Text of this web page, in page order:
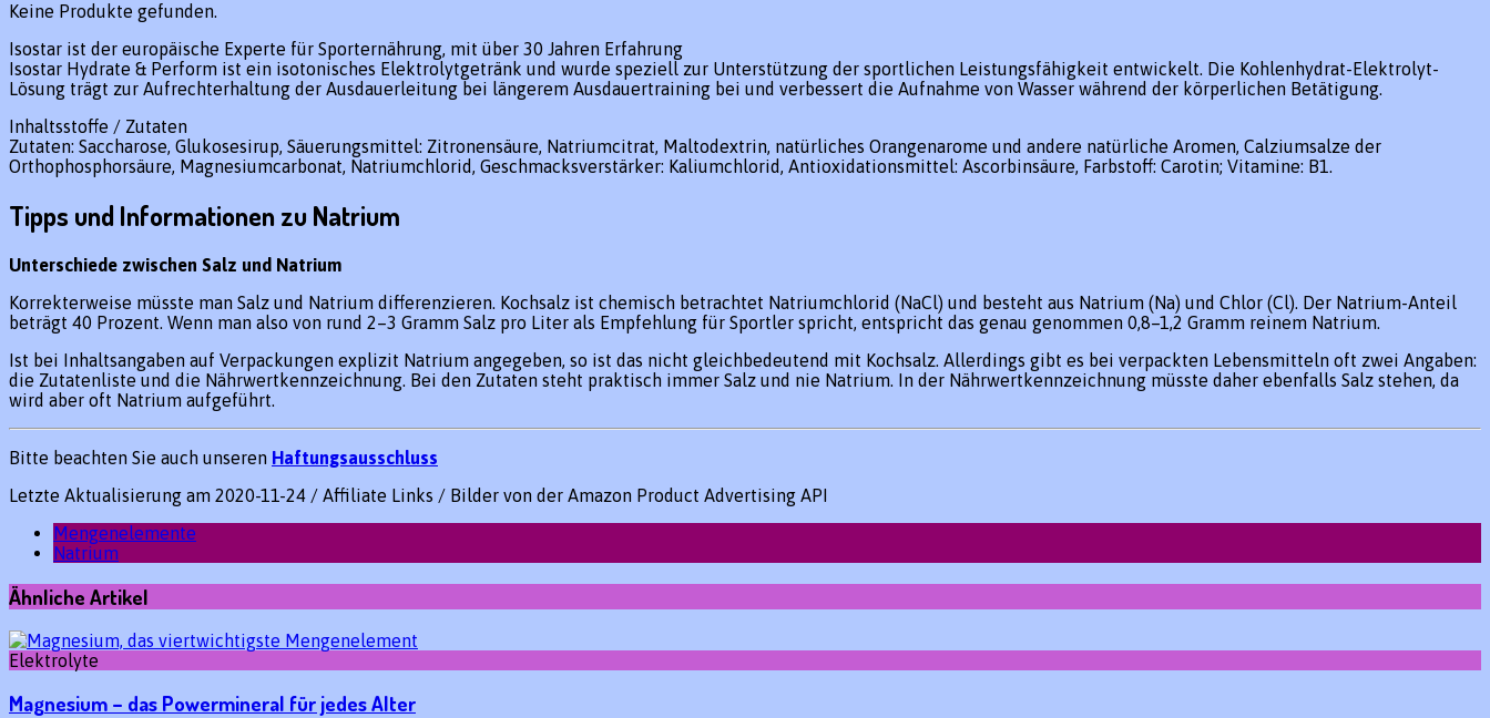
Keine Produkte gefunden.
Isostar ist der europäische Experte für Sporternährung, mit über 30 Jahren Erfahrung
Isostar Hydrate & Perform ist ein isotonisches Elektrolytgetränk und wurde speziell zur Unterstützung der sportlichen Leistungsfähigkeit entwickelt. Die Kohlenhydrat-Elektrolyt-
Lösung trägt zur Aufrechterhaltung der Ausdauerleitung bei längerem Ausdauertraining bei und verbessert die Aufnahme von Wasser während der körperlichen Betätigung.
Inhaltsstoffe / Zutaten
Zutaten: Saccharose, Glukosesirup, Säuerungsmittel: Zitronensäure, Natriumcitrat, Maltodextrin, natürliches Orangenarome und andere natürliche Aromen, Calziumsalze der
Orthophosphorsäure, Magnesiumcarbonat, Natriumchlorid, Geschmacksverstärker: Kaliumchlorid, Antioxidationsmittel: Ascorbinsäure, Farbstoff: Carotin; Vitamine: B1.
Tipps und Informationen zu Natrium
Unterschiede zwischen Salz und Natrium
Korrekterweise müsste man Salz und Natrium differenzieren. Kochsalz ist chemisch betrachtet Natriumchlorid (NaCl) und besteht aus Natrium (Na) und Chlor (Cl). Der Natrium-Anteil
beträgt 40 Prozent. Wenn man also von rund 2–3 Gramm Salz pro Liter als Empfehlung für Sportler spricht, entspricht das genau genommen 0,8–1,2 Gramm reinem Natrium.
Ist bei Inhaltsangaben auf Verpackungen explizit Natrium angegeben, so ist das nicht gleichbedeutend mit Kochsalz. Allerdings gibt es bei verpackten Lebensmitteln oft zwei Angaben:
die Zutatenliste und die Nährwertkennzeichnung. Bei den Zutaten steht praktisch immer Salz und nie Natrium. In der Nährwertkennzeichnung müsste daher ebenfalls Salz stehen, da
wird aber oft Natrium aufgeführt.
Bitte beachten Sie auch unseren Haftungsausschluss
Letzte Aktualisierung am 2020-11-24 / Affiliate Links / Bilder von der Amazon Product Advertising API
Mengenelemente
Natrium
Ähnliche Artikel
Elektrolyte
Magnesium – das Powermineral für jedes Alter